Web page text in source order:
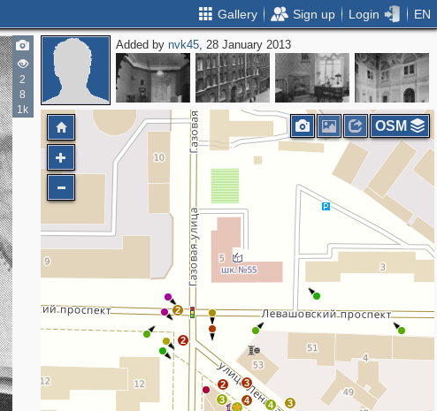
Gallery Sign up Login EN
2
8
1k
Added bynvk45, 28 January 2013
2
2
3
4
4
3
2
3
OSM